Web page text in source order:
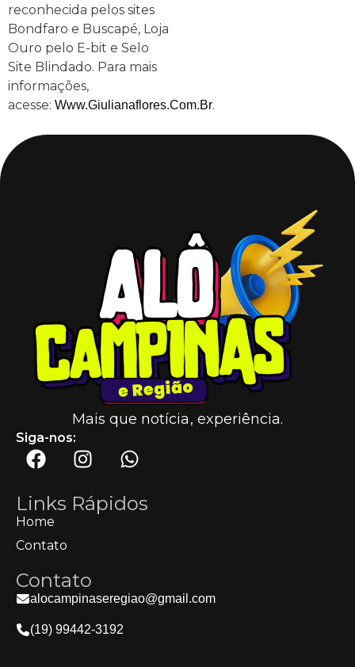
reconhecida pelos sites
Bondfaro e Buscapé, Loja
Ouro pelo E-bit e Selo
Site Blindado. Para mais
informações,
acesse: Www.giulianaflores.com.br.
Mais que notícia, experiência.
Siga-nos:
Links Rápidos
Home
Contato
Contato
alocampinaseregiao@gmail.com
(19) 99442-3192